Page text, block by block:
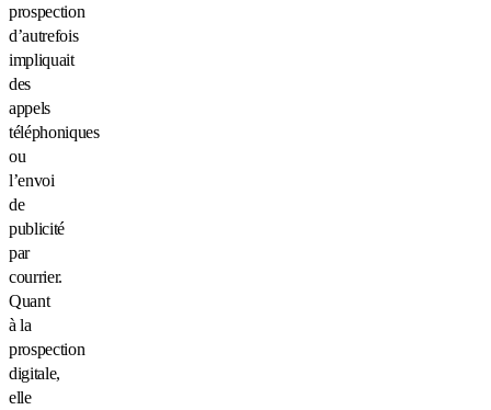
prospection
d’autrefois
impliquait
des
appels
téléphoniques
ou
l’envoi
de
publicité
par
courrier.
Quant
à la
prospection
digitale,
elle